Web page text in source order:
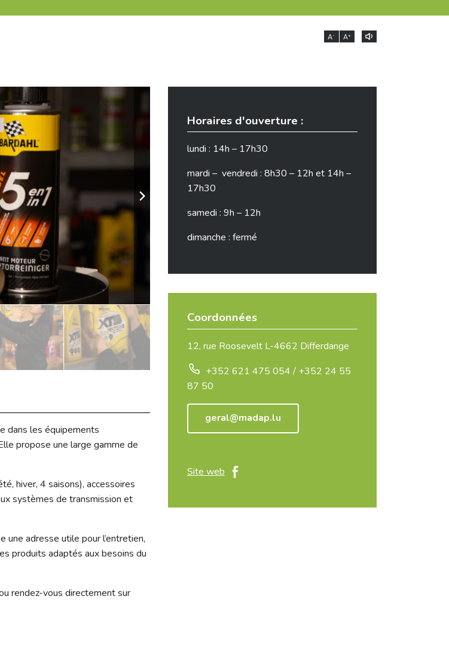
A- A+
dans les équipements
propose une large gamme de
hiver, 4 saisons), accessoires
systèmes de transmission et
adresse utile pour l’entretien,
produits adaptés aux besoins du
rendez-vous directement sur
Horaires d'ouverture :
lundi : 14h – 17h30
mardi – vendredi : 8h30 – 12h et 14h –
17h30
samedi : 9h – 12h
dimanche : fermé
Coordonnées
12, rue Roosevelt L-4662 Differdange
+352 621 475 054 / +352 24 55
87 50
geral@madap.lu
Site web